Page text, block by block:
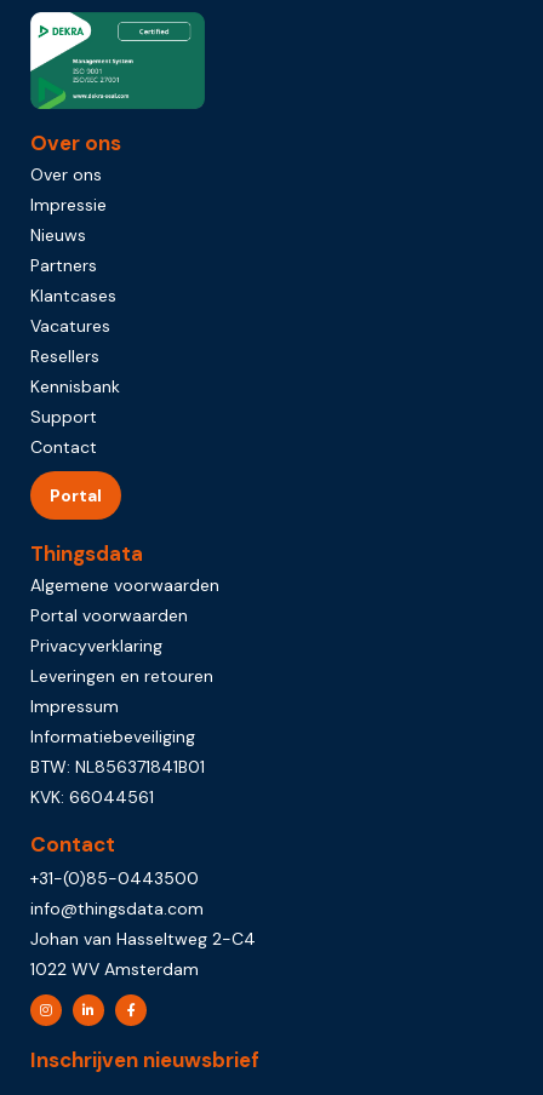
Over ons
Over ons
Impressie
Nieuws
Partners
Klantcases
Vacatures
Resellers
Kennisbank
Support
Contact
Portal
Thingsdata
Algemene voorwaarden
Portal voorwaarden
Privacyverklaring
Leveringen en retouren
Impressum
Informatiebeveiliging
BTW: NL856371841B01
KVK: 66044561
Contact
+31-(0)85-0443500
info@thingsdata.com
Johan van Hasseltweg 2-C4
1022 WV Amsterdam
Inschrijven nieuwsbrief